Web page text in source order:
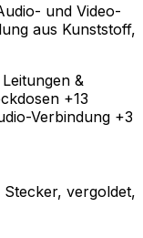
und Video-
aus Kunststoff,
&
+13
Verbindung +3
vergoldet,